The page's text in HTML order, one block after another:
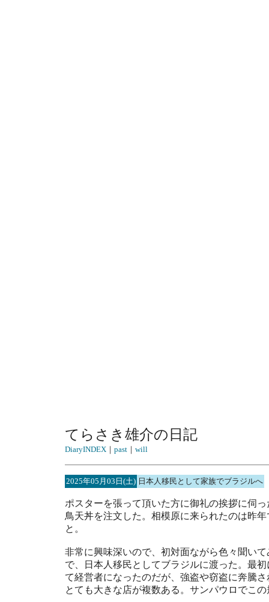
てらさき雄介の日記
DiaryINDEX｜ past｜ will
2025年05月03日(土) 日本人移民として家族でブラジルへ
ポスターを張って頂いた方に御礼の挨拶に伺
鳥天丼を注文した。相模原に来られたのは昨
と。
非常に興味深いので、初対面ながら色々聞い
で、日本人移民としてブラジルに渡った。最
て経営者になったのだが、強盗や窃盗に奔騰
とても大きな店が複数ある。サンパウロでこ